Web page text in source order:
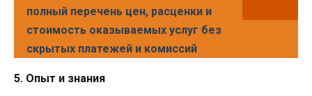
полный перечень цен, расценки и
стоимость оказываемых услуг без
скрытых платежей и комиссий
5. Опыт и знания